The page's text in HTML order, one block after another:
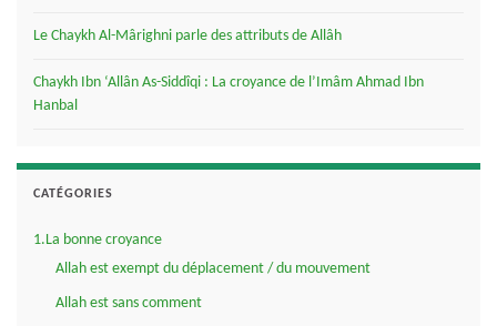
Le Chaykh Al-Mârighni parle des attributs de Allâh
Chaykh Ibn ‘Allân As-Siddîqi : La croyance de l’Imâm Ahmad Ibn
Hanbal
CATÉGORIES
1.La bonne croyance
Allah est exempt du déplacement / du mouvement
Allah est sans comment